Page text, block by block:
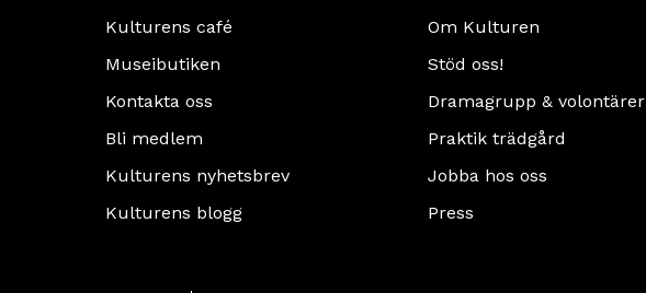
Kulturens café
Museibutiken
Kontakta oss
Bli medlem
Kulturens nyhetsbrev
Kulturens blogg
Om Kulturen
Stöd oss!
Dramagrupp & volontärer
Praktik trädgård
Jobba hos oss
Press